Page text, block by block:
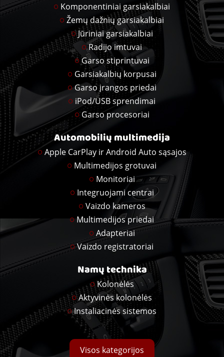
Komponentiniai garsiakalbiai
Žemų dažnių garsiakalbiai
Jūriniai garsiakalbiai
Radijo imtuvai
Garso stiprintuvai
Garsiakalbių korpusai
Garso įrangos priedai
iPod/USB sprendimai
Garso procesoriai
Automobilių multimedija
Apple CarPlay ir Android Auto sąsajos
Multimedijos grotuvai
Monitoriai
Integruojami centrai
Vaizdo kameros
Multimedijos priedai
Adapteriai
Vaizdo registratoriai
Namų technika
Kolonėlės
Aktyvinės kolonėlės
Instaliacinės sistemos
Visos kategorijos